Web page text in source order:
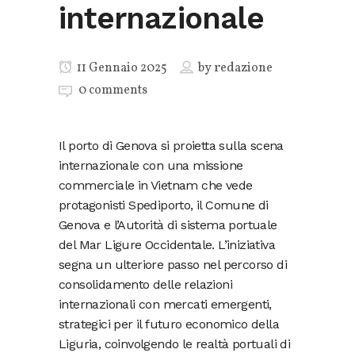
internazionale
11 Gennaio 2025 byredazione
0 comments
Il porto di Genova si proietta sulla scena
internazionale con una missione
commerciale in Vietnam che vede
protagonisti Spediporto, il Comune di
Genova e l’Autorità di sistema portuale
del Mar Ligure Occidentale. L’iniziativa
segna un ulteriore passo nel percorso di
consolidamento delle relazioni
internazionali con mercati emergenti,
strategici per il futuro economico della
Liguria, coinvolgendo le realtà portuali di